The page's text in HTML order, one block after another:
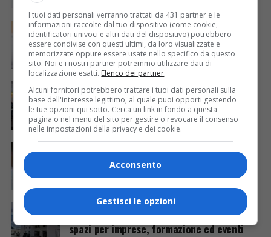
REGIONE FVG 2 mesi fa
Associazione dinAMICI, donato all’ospedale
di Cattinara un nuovo macchinario per la
chirurgia oncologica
Mirabilia 2026, oltre 500 operatori a Udine
per promuovere turismo e agroalimentare
Banca d’Italia promuove il Friuli-Venezia
Giulia, crescita sopra la media nazionale
INNOVAZIONE 2 mesi fa
TEC4I FVG rilancia il polo di Amaro: nuovi
spazi per imprese, formazione ed eventi
I tuoi dati personali verranno trattati da 431 partner e le
informazioni raccolte dal tuo dispositivo (come cookie,
identificatori univoci e altri dati del dispositivo) potrebbero
essere condivise con questi ultimi, da loro visualizzate e
memorizzate oppure essere usate nello specifico da questo
sito. Noi e i nostri partner potremmo utilizzare dati di
localizzazione esatti. Elenco dei partner.
Alcuni fornitori potrebbero trattare i tuoi dati personali sulla
base dell'interesse legittimo, al quale puoi opporti gestendo
le tue opzioni qui sotto. Cerca un link in fondo a questa
pagina o nel menu del sito per gestire o revocare il consenso
nelle impostazioni della privacy e dei cookie.
Acconsento
Gestisci le opzioni